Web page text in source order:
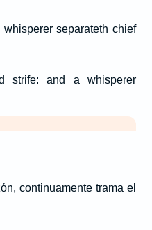
separateth chief
strife: and a whisperer
continuamente trama el